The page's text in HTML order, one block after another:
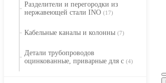
Разделители и перегородки из
нержавеющей стали INO (17)
Кабельные каналы и колонны (7)
Детали трубопроводов
оцинкованные, приварные для с (4)